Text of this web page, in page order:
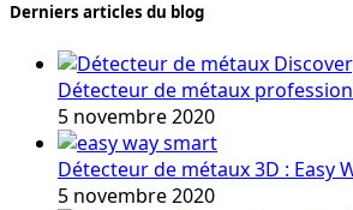
Derniers articles du blog
Détecteur de métaux
5 novembre 2020
Détecteur de métaux 3D : Easy
5 novembre 2020